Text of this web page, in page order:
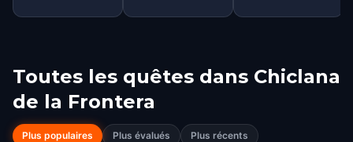
Toutes les quêtes dans Chiclana
de la Frontera
Plus populaires Plus évalués
Plus récents